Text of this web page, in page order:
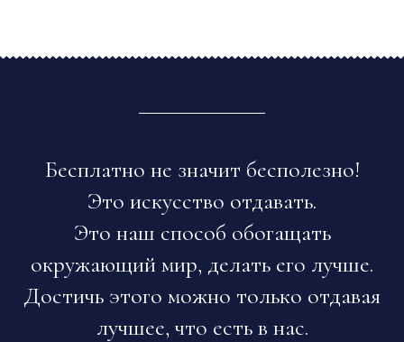
Бесплатно не значит бесполезно!
Это искусство отдавать.
Это наш способ обогащать
окружающий мир, делать его лучше.
Достичь этого можно только отдавая
лучшее, что есть в нас.